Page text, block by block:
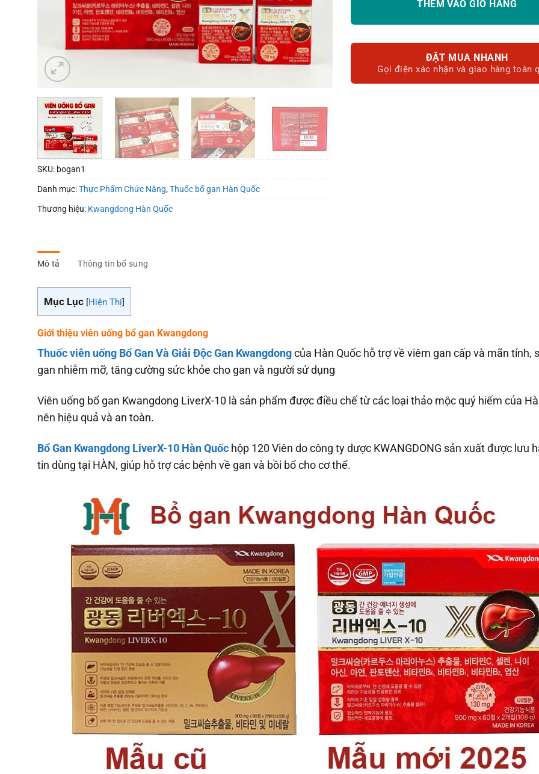
SKU: bogan1
Danh mục:Thực Phẩm Chức Năng,Thuốc bổ gan Hàn Quốc
Thương hiệu: Kwangdong Hàn Quốc
THÊM VÀO GIỎ HÀNG
ĐẶT MUA NHANH
Gọi điện xác nhận và giao hàng toàn
Mô tả Thông tin bổ sung
Mục Lục [Hiện Thị]
Giới thiệu viên uống bổ gan Kwangdong
Thuốc viên uống Bổ Gan Và Giải Độc Gan Kwangdong của Hàn Quốc hỗ trợ về viêm gan cấp và mãn tính,
gan nhiễm mỡ, tăng cường sức khỏe cho gan và người sử dụng
Viên uống bổ gan Kwangdong LiverX-10 là sản phẩm được điều chế từ các loại thảo mộc quý hiếm của
nên hiệu quả và an toàn.
Bổ Gan Kwangdong LiverX-10 Hàn Quốc hộp 120 Viên do công ty dược KWANGDONG sản xuất được lưu
tin dùng tại HÀN, giúp hỗ trợ các bệnh về gan và bồi bổ cho cơ thể.